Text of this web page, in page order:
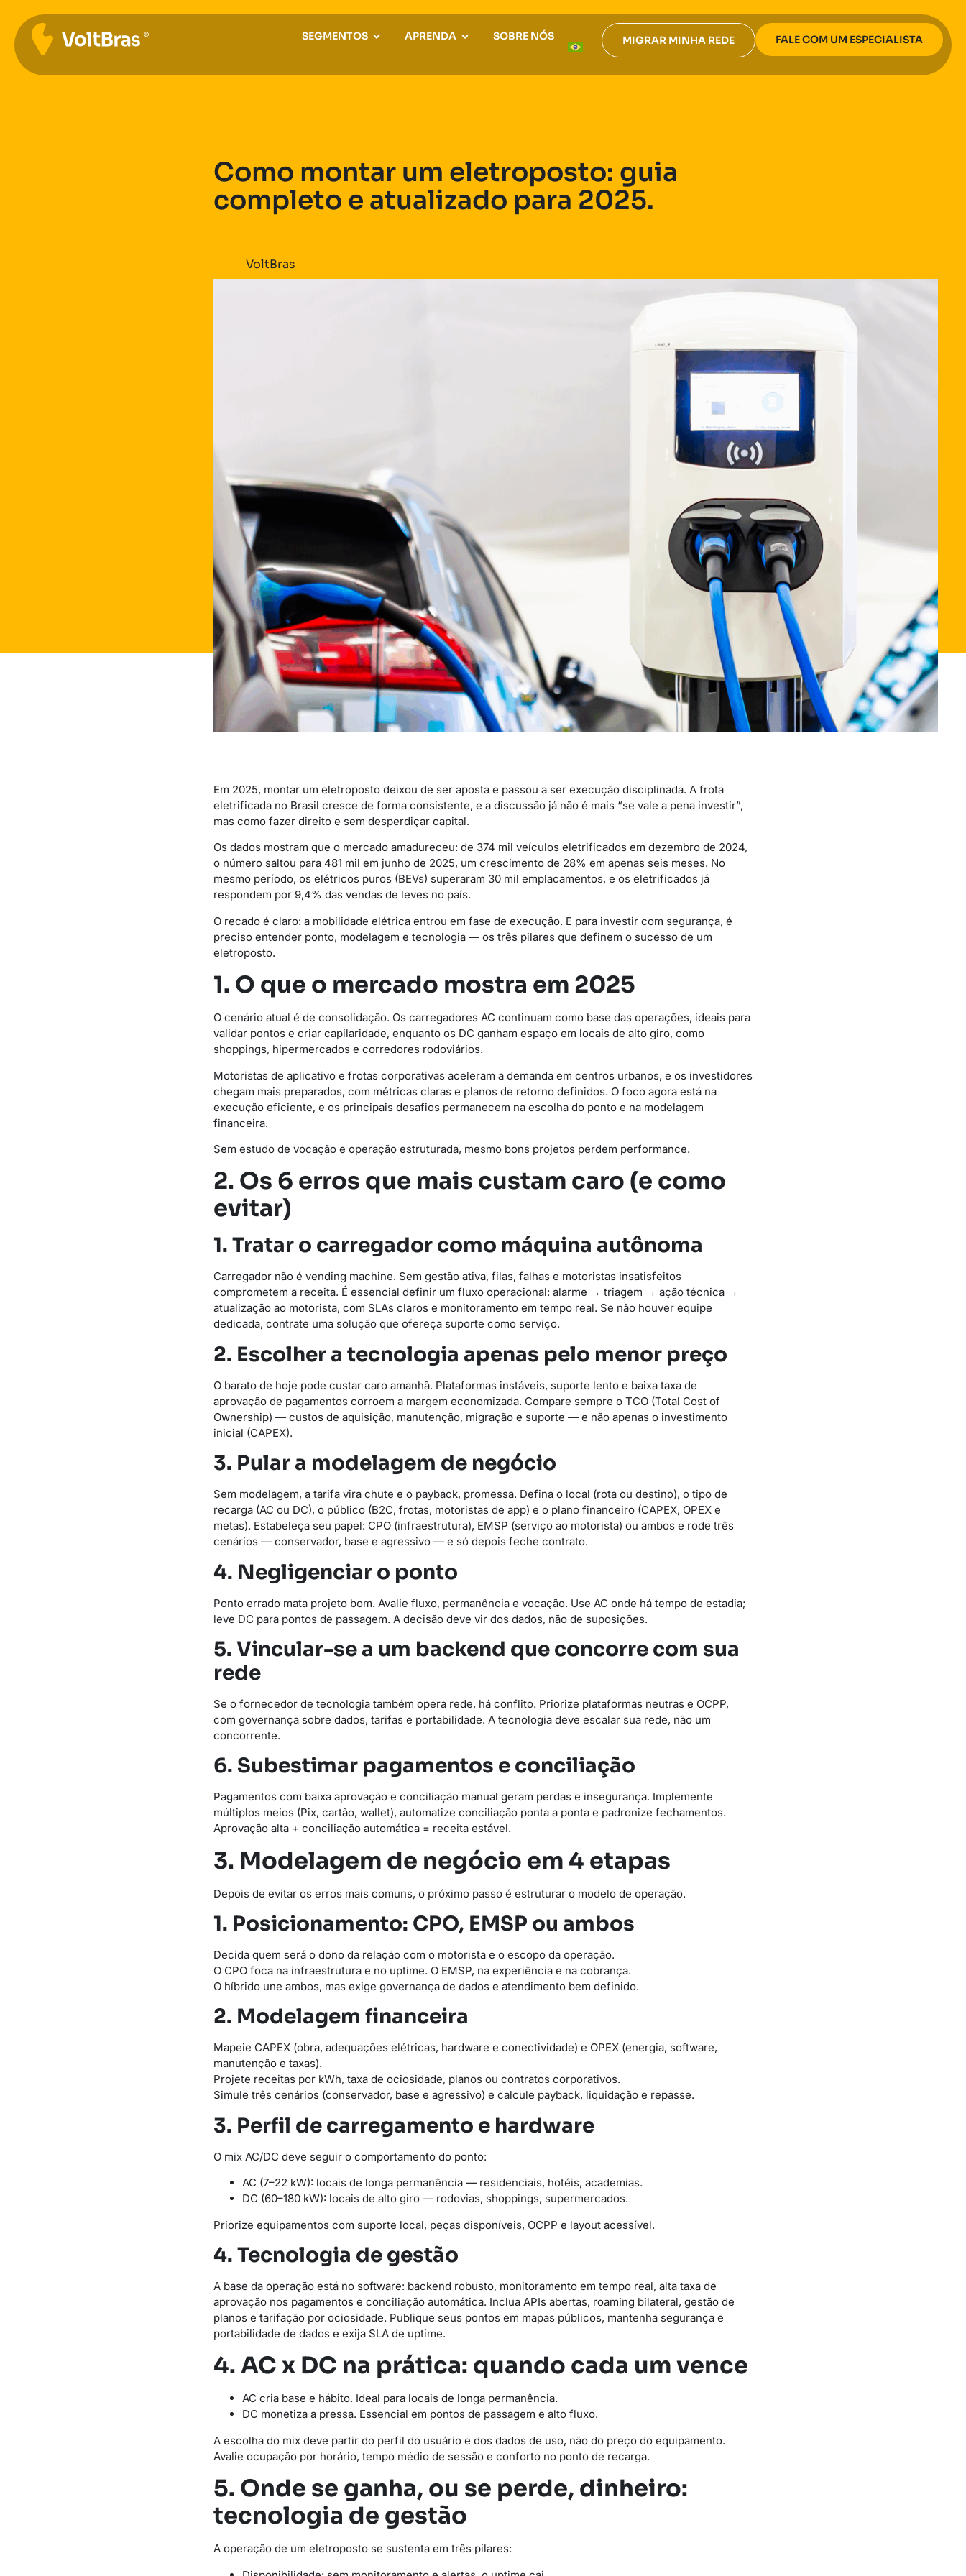
SEGMENTOS APRENDA SOBRE NÓS MIGRAR MINHA REDE FALE COM UM ESPECIALISTA
Como montar um eletroposto: guia
completo e atualizado para 2025.
VoltBras
Em 2025, montar um eletroposto deixou de ser aposta e passou a ser execução disciplinada. A frota
eletrificada no Brasil cresce de forma consistente, e a discussão já não é mais “se vale a pena investir”,
mas como fazer direito e sem desperdiçar capital.
Os dados mostram que o mercado amadureceu: de 374 mil veículos eletrificados em dezembro de 2024,
o número saltou para 481 mil em junho de 2025, um crescimento de 28% em apenas seis meses. No
mesmo período, os elétricos puros (BEVs) superaram 30 mil emplacamentos, e os eletrificados já
respondem por 9,4% das vendas de leves no país.
O recado é claro: a mobilidade elétrica entrou em fase de execução. E para investir com segurança, é
preciso entender ponto, modelagem e tecnologia — os três pilares que definem o sucesso de um
eletroposto.
1. O que o mercado mostra em 2025
O cenário atual é de consolidação. Os carregadores AC continuam como base das operações, ideais para
validar pontos e criar capilaridade, enquanto os DC ganham espaço em locais de alto giro, como
shoppings, hipermercados e corredores rodoviários.
Motoristas de aplicativo e frotas corporativas aceleram a demanda em centros urbanos, e os investidores
chegam mais preparados, com métricas claras e planos de retorno definidos. O foco agora está na
execução eficiente, e os principais desafios permanecem na escolha do ponto e na modelagem
financeira.
Sem estudo de vocação e operação estruturada, mesmo bons projetos perdem performance.
2. Os 6 erros que mais custam caro (e como
evitar)
1. Tratar o carregador como máquina autônoma
Carregador não é vending machine. Sem gestão ativa, filas, falhas e motoristas insatisfeitos
comprometem a receita. É essencial definir um fluxo operacional: alarme → triagem → ação técnica →
atualização ao motorista, com SLAs claros e monitoramento em tempo real. Se não houver equipe
dedicada, contrate uma solução que ofereça suporte como serviço.
2. Escolher a tecnologia apenas pelo menor preço
O barato de hoje pode custar caro amanhã. Plataformas instáveis, suporte lento e baixa taxa de
aprovação de pagamentos corroem a margem economizada. Compare sempre o TCO (Total Cost of
Ownership) — custos de aquisição, manutenção, migração e suporte — e não apenas o investimento
inicial (CAPEX).
3. Pular a modelagem de negócio
Sem modelagem, a tarifa vira chute e o payback, promessa. Defina o local (rota ou destino), o tipo de
recarga (AC ou DC), o público (B2C, frotas, motoristas de app) e o plano financeiro (CAPEX, OPEX e
metas). Estabeleça seu papel: CPO (infraestrutura), EMSP (serviço ao motorista) ou ambos e rode três
cenários — conservador, base e agressivo — e só depois feche contrato.
4. Negligenciar o ponto
Ponto errado mata projeto bom. Avalie fluxo, permanência e vocação. Use AC onde há tempo de estadia;
leve DC para pontos de passagem. A decisão deve vir dos dados, não de suposições.
5. Vincular-se a um backend que concorre com sua
rede
Se o fornecedor de tecnologia também opera rede, há conflito. Priorize plataformas neutras e OCPP,
com governança sobre dados, tarifas e portabilidade. A tecnologia deve escalar sua rede, não um
concorrente.
6. Subestimar pagamentos e conciliação
Pagamentos com baixa aprovação e conciliação manual geram perdas e insegurança. Implemente
múltiplos meios (Pix, cartão, wallet), automatize conciliação ponta a ponta e padronize fechamentos.
Aprovação alta + conciliação automática = receita estável.
3. Modelagem de negócio em 4 etapas
Depois de evitar os erros mais comuns, o próximo passo é estruturar o modelo de operação.
1. Posicionamento: CPO, EMSP ou ambos
Decida quem será o dono da relação com o motorista e o escopo da operação.
O CPO foca na infraestrutura e no uptime. O EMSP, na experiência e na cobrança.
O híbrido une ambos, mas exige governança de dados e atendimento bem definido.
2. Modelagem financeira
Mapeie CAPEX (obra, adequações elétricas, hardware e conectividade) e OPEX (energia, software,
manutenção e taxas).
Projete receitas por kWh, taxa de ociosidade, planos ou contratos corporativos.
Simule três cenários (conservador, base e agressivo) e calcule payback, liquidação e repasse.
3. Perfil de carregamento e hardware
O mix AC/DC deve seguir o comportamento do ponto:
AC (7–22 kW): locais de longa permanência — residenciais, hotéis, academias.
DC (60–180 kW): locais de alto giro — rodovias, shoppings, supermercados.
Priorize equipamentos com suporte local, peças disponíveis, OCPP e layout acessível.
4. Tecnologia de gestão
A base da operação está no software: backend robusto, monitoramento em tempo real, alta taxa de
aprovação nos pagamentos e conciliação automática. Inclua APIs abertas, roaming bilateral, gestão de
planos e tarifação por ociosidade. Publique seus pontos em mapas públicos, mantenha segurança e
portabilidade de dados e exija SLA de uptime.
4. AC x DC na prática: quando cada um vence
AC cria base e hábito. Ideal para locais de longa permanência.
DC monetiza a pressa. Essencial em pontos de passagem e alto fluxo.
A escolha do mix deve partir do perfil do usuário e dos dados de uso, não do preço do equipamento.
Avalie ocupação por horário, tempo médio de sessão e conforto no ponto de recarga.
5. Onde se ganha, ou se perde, dinheiro:
tecnologia de gestão
A operação de um eletroposto se sustenta em três pilares: